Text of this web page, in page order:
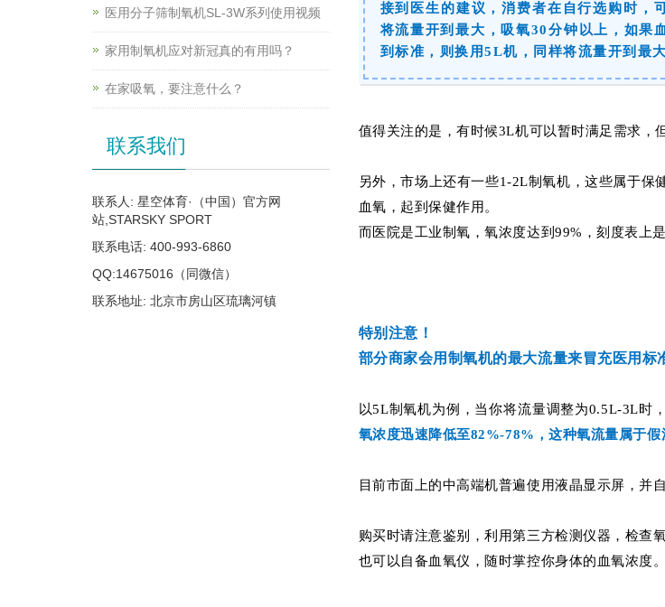
接到医生的建议，消费者在自行选购时，
将流量开到最大，吸氧30分钟以上，如果
到标准，则换用5L机，同样将流量开到最
值得关注的是，有时候3L机可以暂时满足需求，
另外，市场上还有一些1-2L制氧机，这些属于
血氧，起到保健作用。
而医院是工业制氧，氧浓度达到99%，刻度表上
特别注意！
部分商家会用制氧机的最大流量来冒充医用标
以5L制氧机为例，当你将流量调整为0.5L-3L时
氧浓度迅速降低至82%-78%，这种氧流量属于
目前市面上的中高端机普遍使用液晶显示屏，并
购买时请注意鉴别，利用第三方检测仪器，检查
也可以自备血氧仪，随时掌控你身体的血氧浓度。
医用分子筛制氧机SL-3W系列使用视频
家用制氧机应对新冠真的有用吗？
在家吸氧，要注意什么？
联系我们
联系人: 星空体育·（中国）官方网
站,STARSKY SPORT
联系电话: 400-993-6860
QQ:14675016（同微信）
联系地址: 北京市房山区琉璃河镇